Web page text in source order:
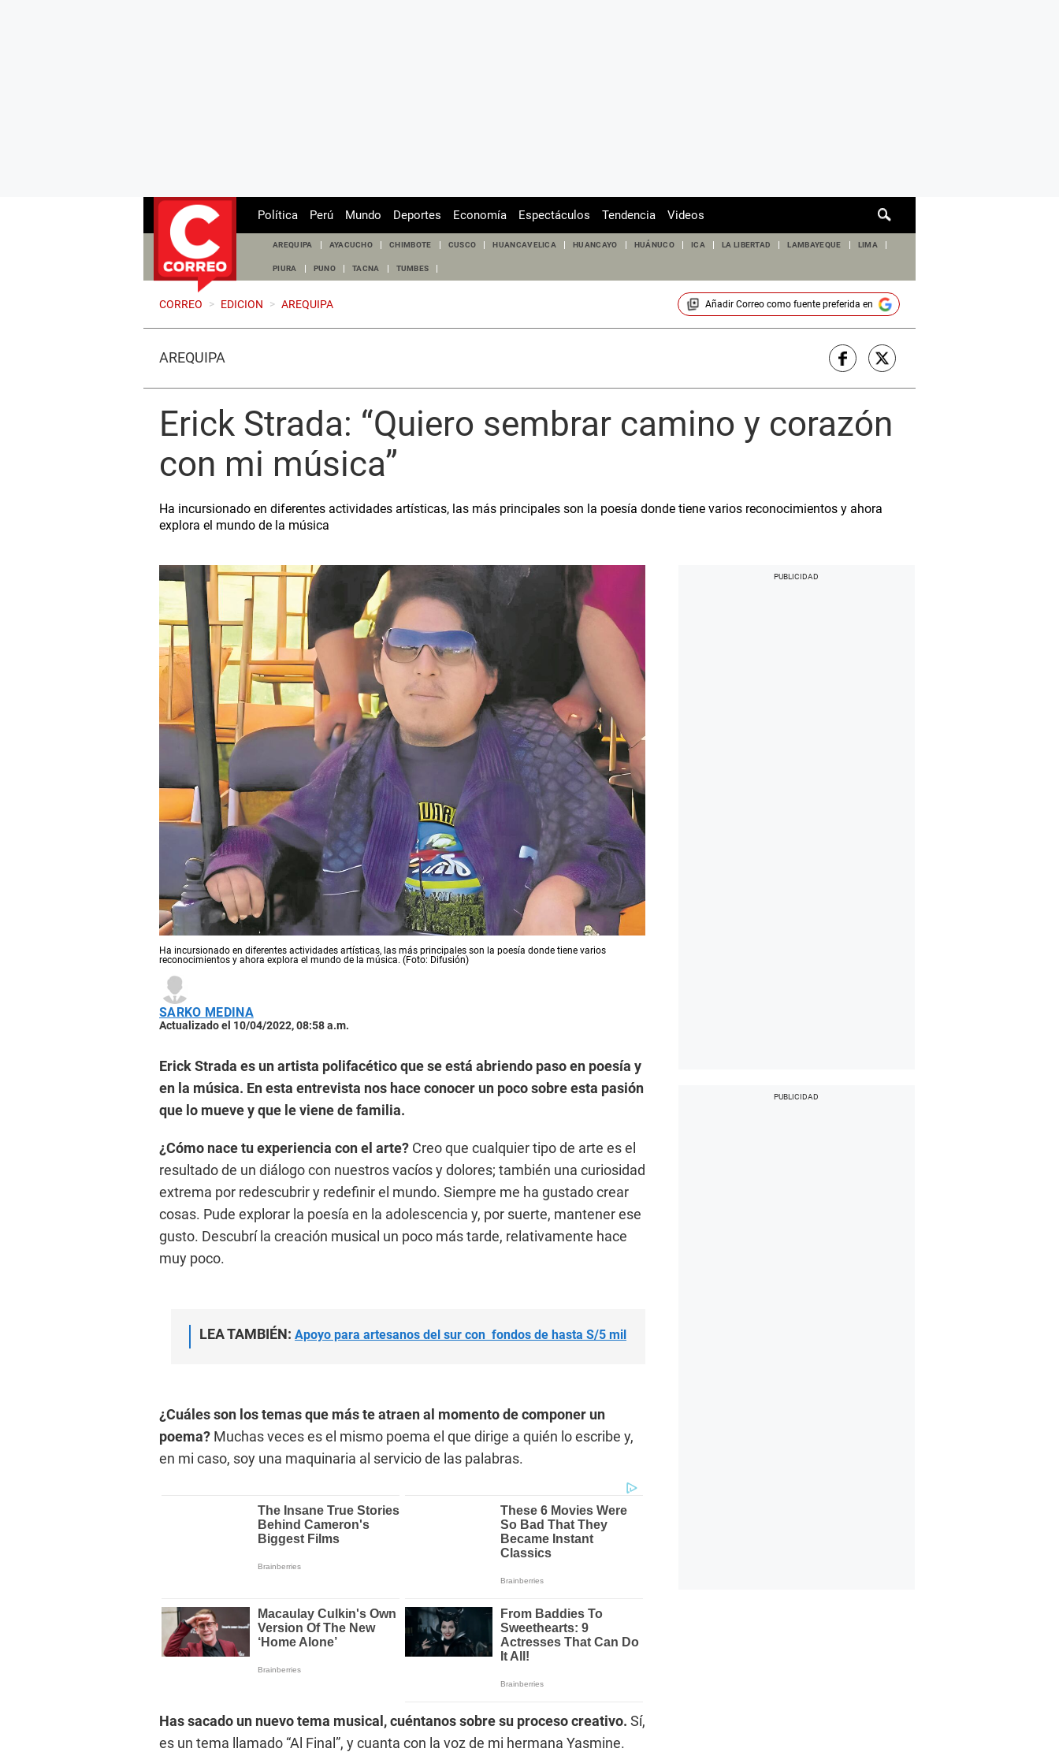
de
Política Perú Mundo Deportes Economía Espectáculos Tendencia Videos
AREQUIPA AYACUCHO CHIMBOTE CUSCO HUANCAVELICA HUANCAYO HUÁNUCO ICA LA LIBERTAD LAMBAYEQUE LIMA
PIURA PUNO TACNA TUMBES
CORREO > EDICION > AREQUIPA Añadir Correocomo fuente preferida en
AREQUIPA
Erick Strada: “Quiero sembrar camino y corazón
con mi música”
Ha incursionado en diferentes actividades artísticas, las más principales son la poesía donde tiene varios reconocimientos y ahora
explora el mundo de la música
Ha incursionado en diferentes actividades artísticas, las más principales son la poesía donde tiene varios
reconocimientos y ahora explora el mundo de la música. (Foto: Difusión)
SARKO MEDINA
Actualizado el 10/04/2022, 08:58 a.m.
Erick Strada es un artista polifacético que se está abriendo paso en poesía y
en la música. En esta entrevista nos hace conocer un poco sobre esta pasión
que lo mueve y que le viene de familia.
¿Cómo nace tu experiencia con el arte? Creo que cualquier tipo de arte es el
resultado de un diálogo con nuestros vacíos y dolores; también una curiosidad
extrema por redescubrir y redefinir el mundo. Siempre me ha gustado crear
cosas. Pude explorar la poesía en la adolescencia y, por suerte, mantener ese
gusto. Descubrí la creación musical un poco más tarde, relativamente hace
muy poco.
LEA TAMBIÉN: Apoyo para artesanos del sur con fondos de hasta S/5 mil
¿Cuáles son los temas que más te atraen al momento de componer un
poema? Muchas veces es el mismo poema el que dirige a quién lo escribe y,
en mi caso, soy una maquinaria al servicio de las palabras.
Has sacado un nuevo tema musical, cuéntanos sobre su proceso creativo. Sí,
es un tema llamado “Al Final”, y cuanta con la voz de mi hermana Yasmine.